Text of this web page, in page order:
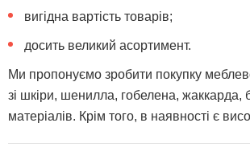
вигідна вартість товарів;
досить великий асортимент.
Ми пропонуємо зробити покупку
зі шкіри, шенилла, гобелена, жаккарда,
матеріалів. Крім того, в наявності є